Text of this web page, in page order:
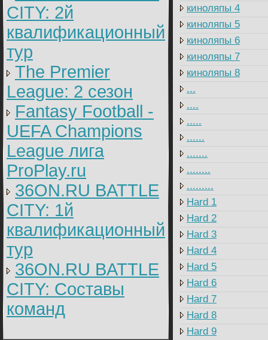
CITY: 2й
квалификационный
тур
The Premier
League: 2 cезон
Fantasy Football -
UEFA Champions
League лига
ProPlay.ru
36ON.RU BATTLE
CITY: 1й
квалификационный
тур
36ON.RU BATTLE
CITY: Составы
команд
киноляпы 4
киноляпы 5
киноляпы 6
киноляпы 7
киноляпы 8
...
....
.....
......
.......
........
.........
Hard 1
Hard 2
Hard 3
Hard 4
Hard 5
Hard 6
Hard 7
Hard 8
Hard 9